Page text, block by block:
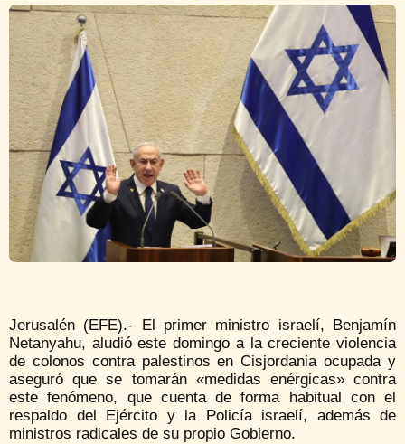
Jerusalén (EFE).- El primer ministro israelí, Benjamín
Netanyahu, aludió este domingo a la creciente violencia
de colonos contra palestinos en Cisjordania ocupada y
aseguró que se tomarán «medidas enérgicas» contra
este fenómeno, que cuenta de forma habitual con el
respaldo del Ejército y la Policía israelí, además de
ministros radicales de su propio Gobierno.